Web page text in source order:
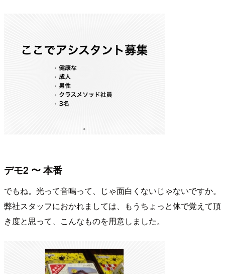
デモ2 〜 本番
でもね。光って音鳴って、じゃ面白くないじゃないですか。
弊社スタッフにおかれましては、もうちょっと体で覚えて頂
き度と思って、こんなものを用意しました。